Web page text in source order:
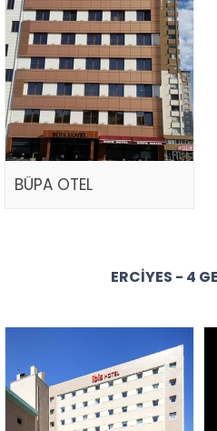
BÜPA OTEL
ERCIYES - 4